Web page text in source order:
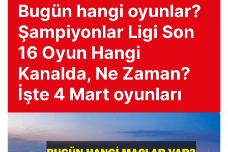
Bugün hangi oyunlar?
Şampiyonlar Ligi Son
16 Oyun Hangi
Kanalda, Ne Zaman?
İşte 4 Mart oyunları